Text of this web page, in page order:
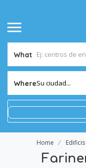
What
WhereSu ciudad...
Home